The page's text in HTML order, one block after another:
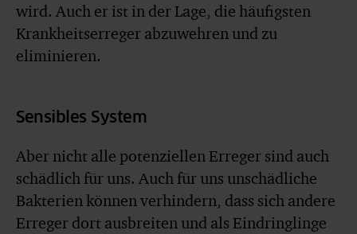
wird. Auch er ist in der Lage, die häufigsten
Krankheitserreger abzuwehren und zu
eliminieren.
Sensibles System
Aber nicht alle potenziellen Erreger sind auch
schädlich für uns. Auch für uns unschädliche
Bakterien können verhindern, dass sich andere
Erreger dort ausbreiten und als Eindringlinge